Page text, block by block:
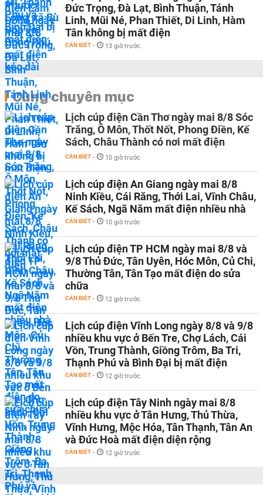
Đức Trọng, Đà Lạt, Bình Thuận, Tánh
Linh, Mũi Né, Phan Thiết, Di Linh, Hàm
Tân không bị mất điện
CẦN BIẾT - 13 giờ trước
Cùng chuyên mục
Lịch cúp điện Cần Thơ ngày mai 8/8 Sóc
Trăng, Ô Môn, Thốt Nốt, Phong Điền, Kế
Sách, Châu Thành có nơi mất điện
CẦN BIẾT - 10 giờ trước
Lịch cúp điện An Giang ngày mai 8/8
Ninh Kiều, Cái Răng, Thới Lai, Vĩnh Châu,
Kế Sách, Ngã Năm mất điện nhiều nhà
CẦN BIẾT - 10 giờ trước
Lịch cúp điện TP HCM ngày mai 8/8 và
9/8 Thủ Đức, Tân Uyên, Hóc Môn, Củ Chi,
Thường Tân, Tân Tạo mất điện do sửa
chữa
CẦN BIẾT - 12 giờ trước
Lịch cúp điện Vĩnh Long ngày 8/8 và 9/8
nhiều khu vực ở Bến Tre, Chợ Lách, Cái
Vồn, Trung Thành, Giồng Trôm, Ba Tri,
Thạnh Phú và Bình Đại bị mất điện
CẦN BIẾT - 12 giờ trước
Lịch cúp điện Tây Ninh ngày mai 8/8
nhiều khu vực ở Tân Hưng, Thủ Thừa,
Vĩnh Hưng, Mộc Hóa, Tân Thạnh, Tân An
và Đức Hoà mất điện diện rộng
CẦN BIẾT - 12 giờ trước